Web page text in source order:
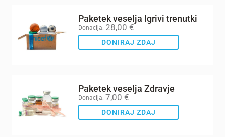
Paketek veselja Igrivi trenutki
Donacija: 28,00 €
DONIRAJ ZDAJ
Paketek veselja Zdravje
Donacija: 7,00 €
DONIRAJ ZDAJ